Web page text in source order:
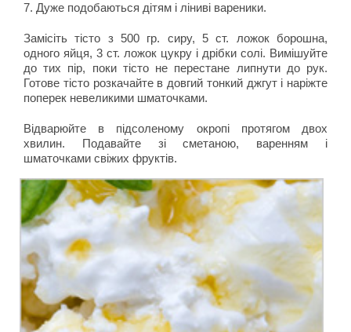
7. Дуже подобаються дітям і ліниві вареники.
Замісіть тісто з 500 гр. сиру, 5 ст. ложок борошна,
одного яйця, 3 ст. ложок цукру і дрібки солі. Вимішуйте
до тих пір, поки тісто не перестане липнути до рук.
Готове тісто розкачайте в довгий тонкий джгут і наріжте
поперек невеликими шматочками.
Відварюйте в підсоленому окропі протягом двох
хвилин. Подавайте зі сметаною, варенням і
шматочками свіжих фруктів.